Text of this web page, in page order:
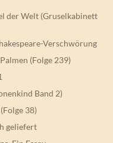
der Welt (Gruselkabinett
Verschwörung
(Folge 239)
Band 2)
38)
geliefert